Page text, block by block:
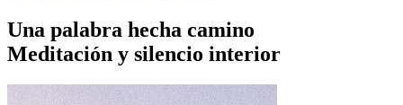
Una palabra hecha camino
Meditación y silencio interior